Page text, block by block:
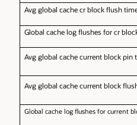
Avg global cache cr block flush
Global cache log flushes for cr
Avg global cache current block pin
Avg global cache current block
Global cache log flushes for current